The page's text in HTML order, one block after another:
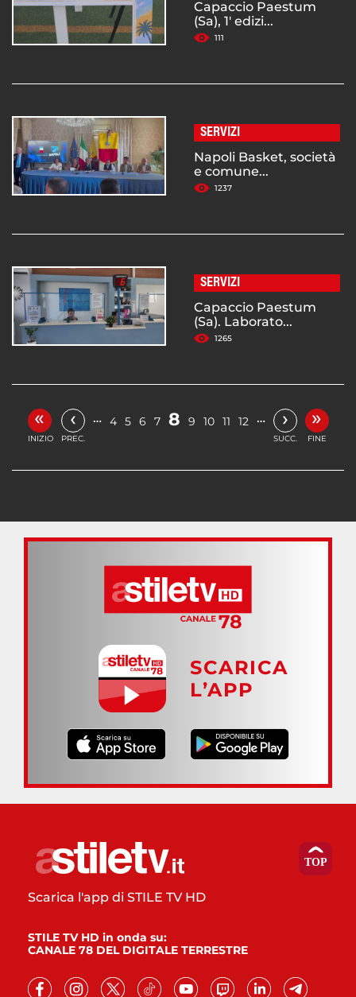
Capaccio Paestum
(Sa), 1' edizi...
111
SERVIZI
Napoli Basket, società
e comune...
1237
SERVIZI
Capaccio Paestum
(Sa). Laborato...
1265
«
INIZIO
‹
PREC.
… 4 5 6 7 8 9 10 11 12 … ›
SUCC.
»
FINE
SCARICA
L’APP
Scarica l'app di STILE TV HD
STILE TV HD in onda su:
CANALE 78 DEL DIGITALE TERRESTRE